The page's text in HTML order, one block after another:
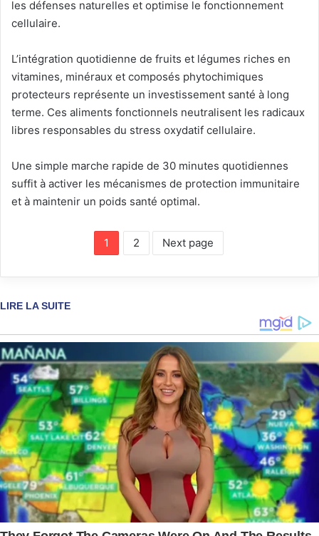
les défenses naturelles et optimise le fonctionnement
cellulaire.
L’intégration quotidienne de fruits et légumes riches en
vitamines, minéraux et composés phytochimiques
protecteurs représente un investissement santé à long
terme. Ces aliments fonctionnels neutralisent les radicaux
libres responsables du stress oxydatif cellulaire.
Une simple marche rapide de 30 minutes quotidiennes
suffit à activer les mécanismes de protection immunitaire
et à maintenir un poids santé optimal.
1 2 Next page
LIRE LA SUITE